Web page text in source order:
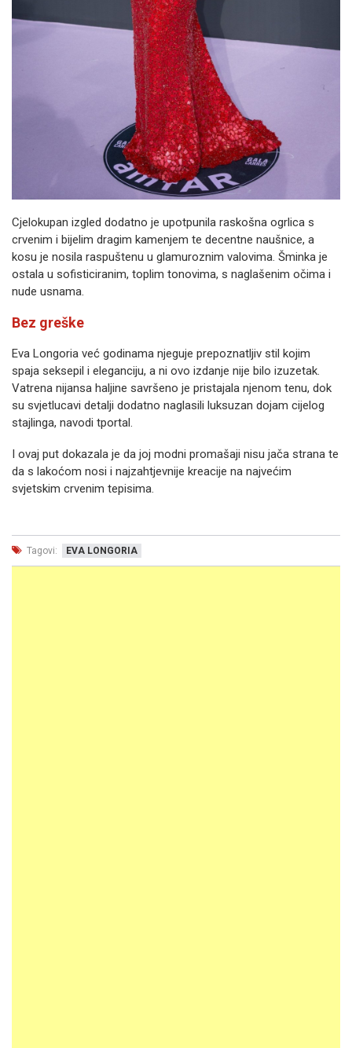
Cjelokupan izgled dodatno je upotpunila raskošna ogrlica s
crvenim i bijelim dragim kamenjem te decentne naušnice, a
kosu je nosila raspuštenu u glamuroznim valovima. Šminka je
ostala u sofisticiranim, toplim tonovima, s naglašenim očima i
nude usnama.
Bez greške
Eva Longoria već godinama njeguje prepoznatljiv stil kojim
spaja seksepil i eleganciju, a ni ovo izdanje nije bilo izuzetak.
Vatrena nijansa haljine savršeno je pristajala njenom tenu, dok
su svjetlucavi detalji dodatno naglasili luksuzan dojam cijelog
stajlinga, navodi tportal.
I ovaj put dokazala je da joj modni promašaji nisu jača strana te
da s lakoćom nosi i najzahtjevnije kreacije na najvećim
svjetskim crvenim tepisima.
Tagovi: EVA LONGORIA